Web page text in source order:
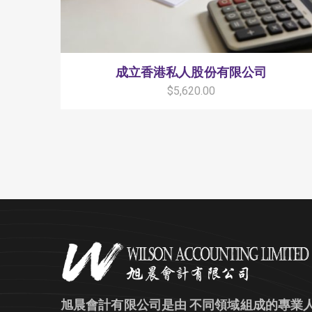
成立香港私人股份有限公司
$5,620.00
旭晨會計有限公司是由 不同領域組成的專業